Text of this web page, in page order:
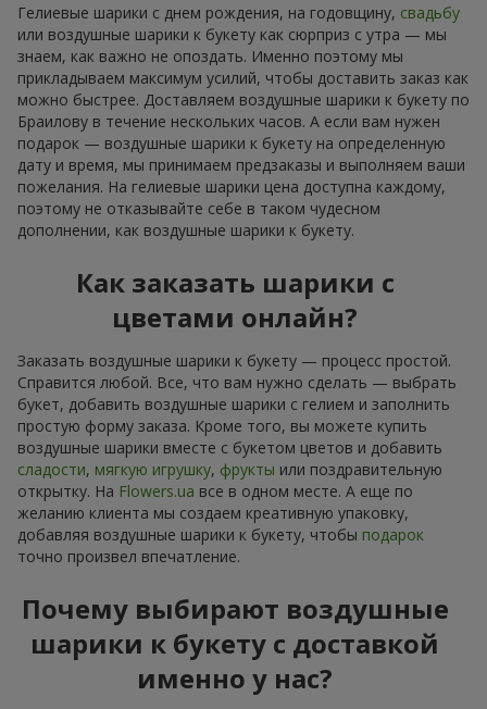
Гелиевые шарики с днем рождения, на годовщину, свадьбу
или воздушные шарики к букету как сюрприз с утра — мы
знаем, как важно не опоздать. Именно поэтому мы
прикладываем максимум усилий, чтобы доставить заказ как
можно быстрее. Доставляем воздушные шарики к букету по
Браилову в течение нескольких часов. А если вам нужен
подарок — воздушные шарики к букету на определенную
дату и время, мы принимаем предзаказы и выполняем ваши
пожелания. На гелиевые шарики цена доступна каждому,
поэтому не отказывайте себе в таком чудесном
дополнении, как воздушные шарики к букету.
Как заказать шарики с
цветами онлайн?
Заказать воздушные шарики к букету — процесс простой.
Справится любой. Все, что вам нужно сделать — выбрать
букет, добавить воздушные шарики с гелием и заполнить
простую форму заказа. Кроме того, вы можете купить
воздушные шарики вместе с букетом цветов и добавить
сладости, мягкую игрушку, фрукты или поздравительную
открытку. На Flowers.ua все в одном месте. А еще по
желанию клиента мы создаем креативную упаковку,
добавляя воздушные шарики к букету, чтобы подарок
точно произвел впечатление.
Почему выбирают воздушные
шарики к букету с доставкой
именно у нас?